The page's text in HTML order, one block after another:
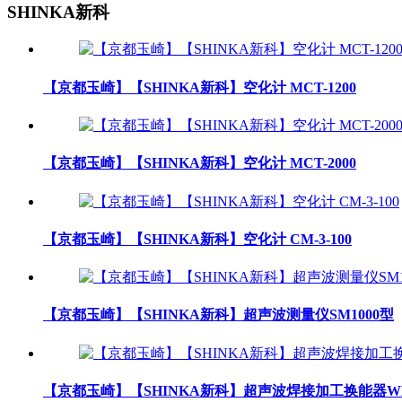
SHINKA新科
【京都玉崎】【SHINKA新科】空化计 MCT-1200
【京都玉崎】【SHINKA新科】空化计 MCT-2000
【京都玉崎】【SHINKA新科】空化计 CM-3-100
【京都玉崎】【SHINKA新科】超声波测量仪SM1000型
【京都玉崎】【SHINKA新科】超声波焊接加工换能器